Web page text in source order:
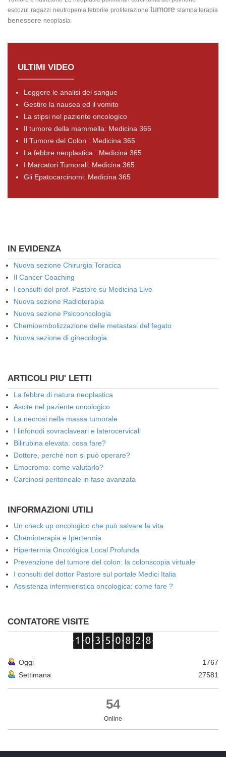
escozul ragazzi neutropenia febbrile proliferazione tumore stampa terapia
benessere neoplasia
ULTIMI VIDEO
Leggere le analisi del sangue
Gestire la nausea ed il vomito
La stipsi nel paziente oncologico
Il tumore della mammella: Medicina 365
Il Tumore del Colon : Medicina 365
La febbre neoplastica : Medicina 365
I Marcatori Tumorali: Medicina 365
Gli Epatocarcinomi: Medicina 365
IN EVIDENZA
Nuova sezione Chirurgia Toracica
Il Cancer Coaching
I consulti del prof. Pastore su Medicina Live
Nuova sezione Radioterapia
Nuova sezione Psicooncologia
Chemioembolizzazione delle metastasi del fegato
Nuova sezione di ginecologia
ARTICOLI PIU' LETTI
La febbre di natura neoplastica
Ascite nel paziente oncologico
La necrosi nella massa tumorale
I linfonodi sovraclaveari e laterocervicali
Bilirubina elevata: cosa fare?
Dottore, perché non si può operare?
Emocromo: come valutarlo?
Carcinosi peritoneale in fase avanzata
INFORMAZIONI UTILI
Un check up oncologico che può salvare la vita
Chemioterapia e Ipertermia
Hipertermia Oncológica Local Profunda
Prevenzione del tumore del colon: la colonscopia virtuale
I consulti del dottor Pastore sul portale Medici Italia
Assistenza infermieristica oncologica: come fare ?
CONTATORE VISITE
Oggi
1767
Settimana
27581
54
Online